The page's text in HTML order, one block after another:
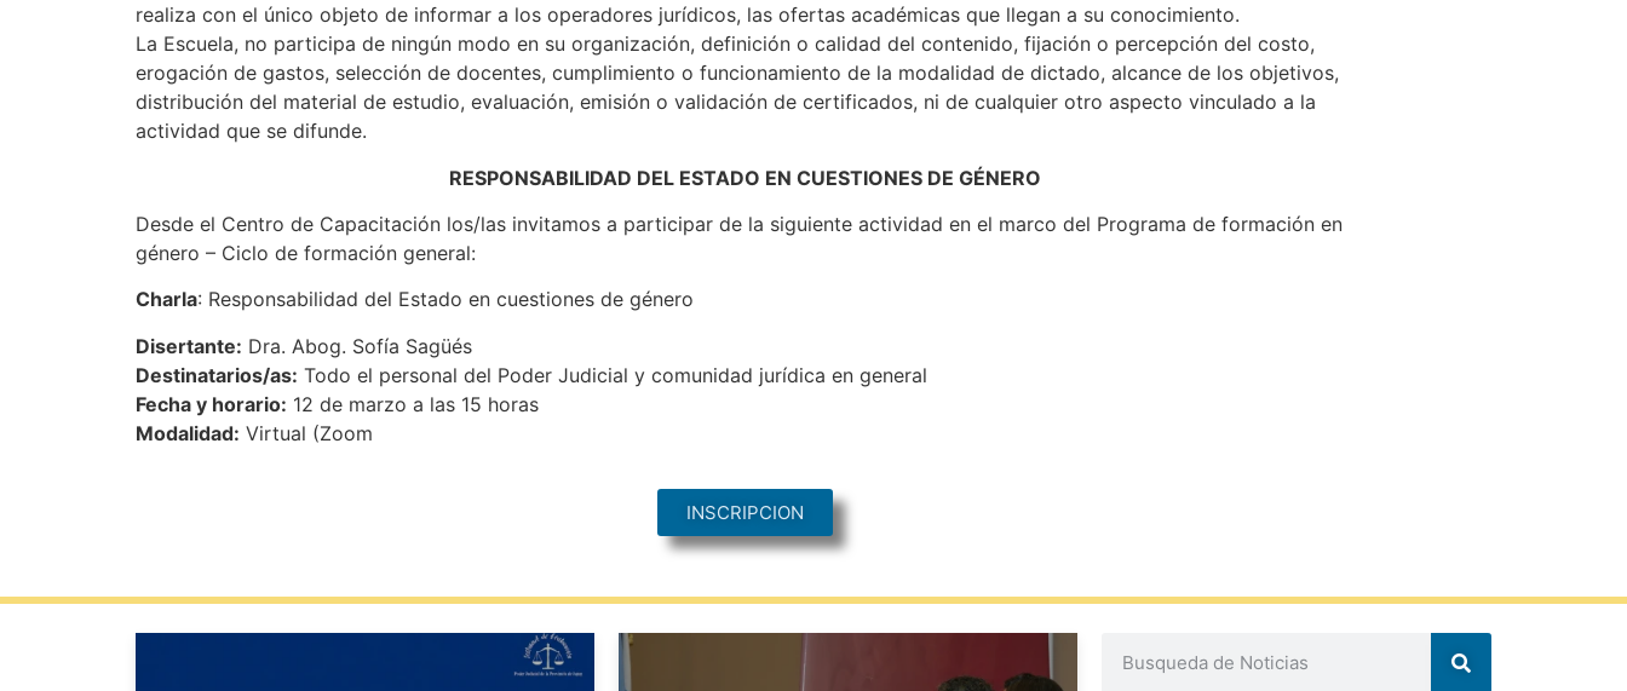
realiza con el único objeto de informar a los operadores jurídicos, las ofertas académicas que llegan a su conocimiento.
La Escuela, no participa de ningún modo en su organización, definición o calidad del contenido, fijación o percepción del costo,
erogación de gastos, selección de docentes, cumplimiento o funcionamiento de la modalidad de dictado, alcance de los objetivos,
distribución del material de estudio, evaluación, emisión o validación de certificados, ni de cualquier otro aspecto vinculado a la
actividad que se difunde.
RESPONSABILIDAD DEL ESTADO EN CUESTIONES DE GÉNERO
Desde el Centro de Capacitación los/las invitamos a participar de la siguiente actividad en el marco del Programa de formación en
género – Ciclo de formación general:
Charla: Responsabilidad del Estado en cuestiones de género
Disertante: Dra. Abog. Sofía Sagüés
Destinatarios/as: Todo el personal del Poder Judicial y comunidad jurídica en general
Fecha y horario: 12 de marzo a las 15 horas
Modalidad: Virtual (Zoom
INSCRIPCION